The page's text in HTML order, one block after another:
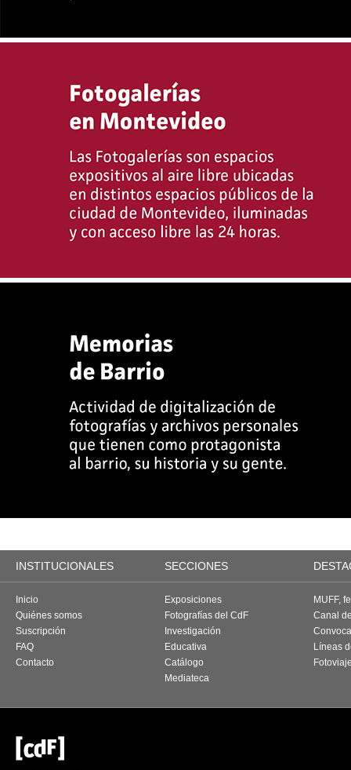
INSTITUCIONALES SECCIONES
Inicio
Quiénes somos
Suscripción
FAQ
Contacto
Exposiciones
Fotografías del CdF
Investigación
Educativa
Catálogo
Mediateca
MUFF,
Canal
Líneas